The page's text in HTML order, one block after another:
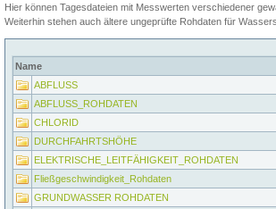
Hier können Tagesdateien mit Messwerten verschiedener
Weiterhin stehen auch ältere ungeprüfte Rohdaten für
Name
ABFLUSS
ABFLUSS_ROHDATEN
CHLORID
DURCHFAHRTSHÖHE
ELEKTRISCHE_LEITFÄHIGKEIT_ROHDATEN
Fließgeschwindigkeit_Rohdaten
GRUNDWASSER ROHDATEN